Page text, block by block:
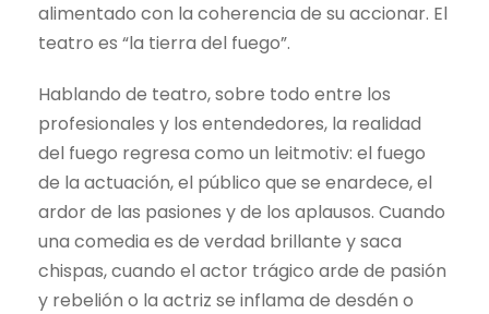
alimentado con la coherencia de su accionar. El
teatro es “la tierra del fuego”.
Hablando de teatro, sobre todo entre los
profesionales y los entendedores, la realidad
del fuego regresa como un leitmotiv: el fuego
de la actuación, el público que se enardece, el
ardor de las pasiones y de los aplausos. Cuando
una comedia es de verdad brillante y saca
chispas, cuando el actor trágico arde de pasión
y rebelión o la actriz se inflama de desdén o